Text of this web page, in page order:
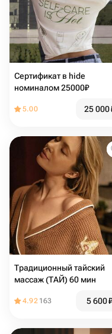
Сертификат в hide
номиналом 25000₽
5.00 25 000
Традиционный тайский
массаж (ТАЙ) 60 мин
4.92 163 5 600₽